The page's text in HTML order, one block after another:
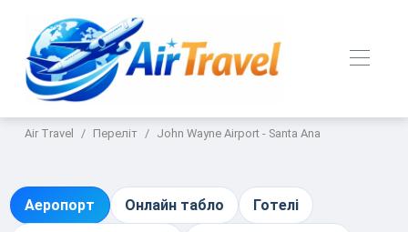
Air Travel Переліт John Wayne Airport - Santa Ana
Аеропорт Онлайн табло Готелі